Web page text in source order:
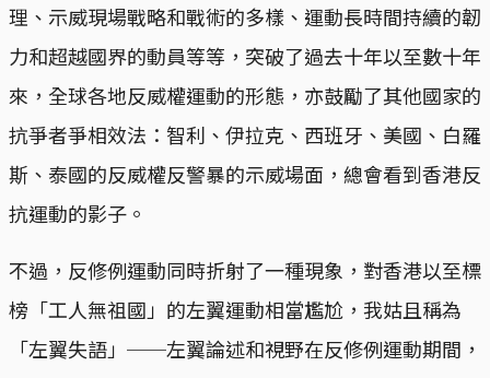
理、示威現場戰略和戰術的多樣、運動長時間持續的韌
力和超越國界的動員等等，突破了過去十年以至數十年
來，全球各地反威權運動的形態，亦鼓勵了其他國家的
抗爭者爭相效法：智利、伊拉克、西班牙、美國、白羅
斯、泰國的反威權反警暴的示威場面，總會看到香港反
抗運動的影子。
不過，反修例運動同時折射了一種現象，對香港以至標
榜「工人無祖國」的左翼運動相當尷尬，我姑且稱為
「左翼失語」──左翼論述和視野在反修例運動期間，